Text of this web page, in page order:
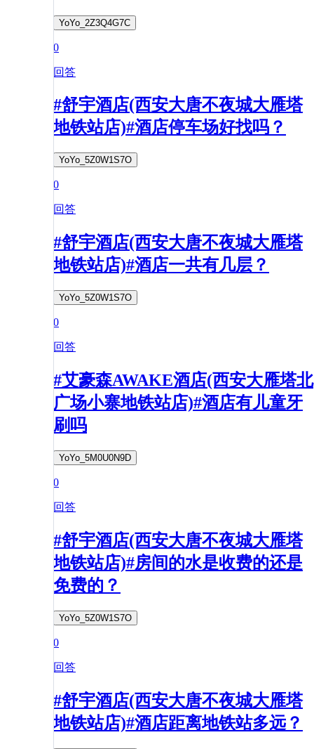
YoYo_2Z3Q4G7C
0
回答
#舒宇酒店(西安大唐不夜城大雁塔
地铁站店)#酒店停车场好找吗？
YoYo_5Z0W1S7O
0
回答
#舒宇酒店(西安大唐不夜城大雁塔
地铁站店)#酒店一共有几层？
YoYo_5Z0W1S7O
0
回答
#艾豪森AWAKE酒店(西安大雁塔北
广场小寨地铁站店)#酒店有儿童牙
刷吗
YoYo_5M0U0N9D
0
回答
#舒宇酒店(西安大唐不夜城大雁塔
地铁站店)#房间的水是收费的还是
免费的？
YoYo_5Z0W1S7O
0
回答
#舒宇酒店(西安大唐不夜城大雁塔
地铁站店)#酒店距离地铁站多远？